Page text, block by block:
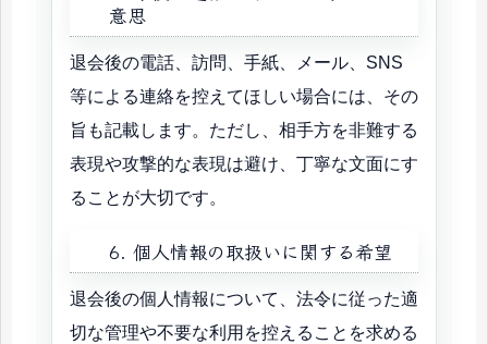
意思
退会後の電話、訪問、手紙、メール、SNS
等による連絡を控えてほしい場合には、その
旨も記載します。ただし、相手方を非難する
表現や攻撃的な表現は避け、丁寧な文面にす
ることが大切です。
6. 個人情報の取扱いに関する希望
退会後の個人情報について、法令に従った適
切な管理や不要な利用を控えることを求める